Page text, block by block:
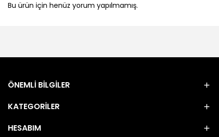
Bu ürün için henüz yorum yapılmamış.
ÖNEMLİ BİLGİLER
KATEGORİLER
HESABIM